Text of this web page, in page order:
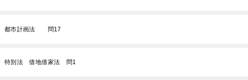
都市計画法 問17
特別法 借地借家法 問1